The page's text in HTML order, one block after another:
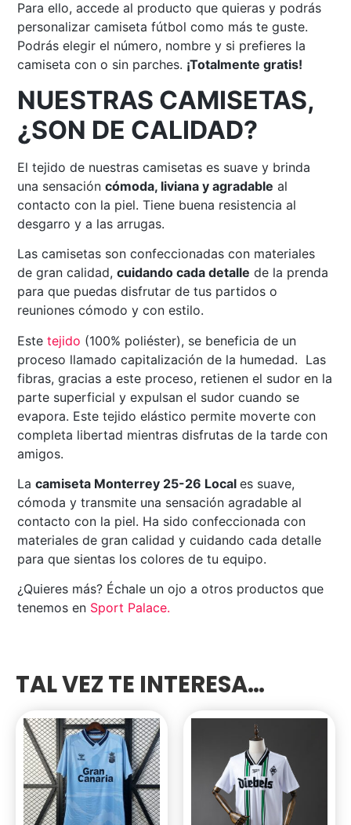
Para ello, accede al producto que quieras y podrás
personalizar camiseta fútbol como más te guste.
Podrás elegir el número, nombre y si prefieres la
camiseta con o sin parches. ¡Totalmente gratis!
NUESTRAS CAMISETAS,
¿SON DE CALIDAD?
El tejido de nuestras camisetas es suave y brinda
una sensacióncómoda, liviana y agradable al
contacto con la piel. Tiene buena resistencia al
desgarro y a las arrugas.
Las camisetas son confeccionadas con materiales
de gran calidad,cuidando cada detalle de la prenda
para que puedas disfrutar de tus partidos o
reuniones cómodo y con estilo.
Estetejido (100% poliéster), se beneficia de un
proceso llamado capitalización de la humedad. Las
fibras, gracias a este proceso, retienen el sudor en la
parte superficial y expulsan el sudor cuando se
evapora. Este tejido elástico permite moverte con
completa libertad mientras disfrutas de la tarde con
amigos.
Lacamiseta Monterrey 25-26 Local es suave,
cómoda y transmite una sensación agradable al
contacto con la piel. Ha sido confeccionada con
materiales de gran calidad y cuidando cada detalle
para que sientas los colores de tu equipo.
¿Quieres más? Échale un ojo a otros productos que
tenemos en Sport Palace.
TAL VEZ TE INTERESA…